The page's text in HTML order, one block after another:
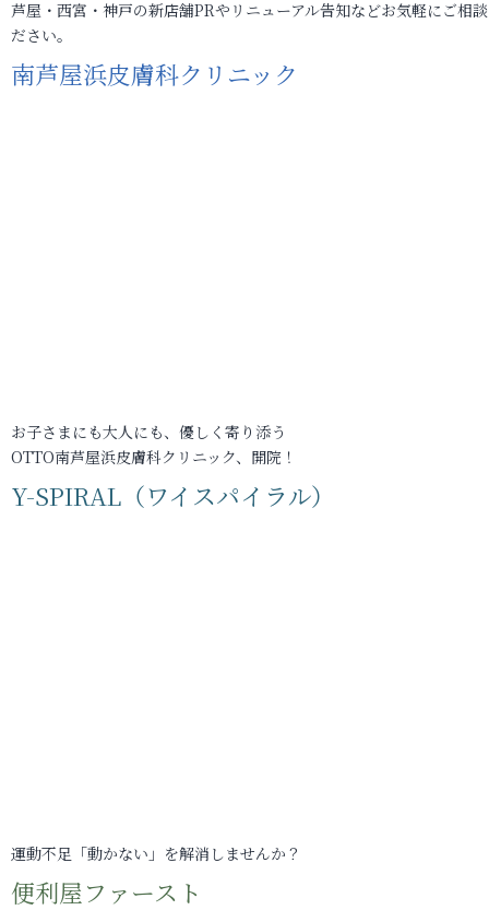
芦屋・西宮・神戸の新店舗PRやリニューアル告知などお気軽にご相
ださい。
南芦屋浜皮膚科クリニック
お子さまにも大人にも、優しく寄り添う
OTTO南芦屋浜皮膚科クリニック、開院！
Y-SPIRAL（ワイスパイラル）
運動不足「動かない」を解消しませんか？
便利屋ファースト